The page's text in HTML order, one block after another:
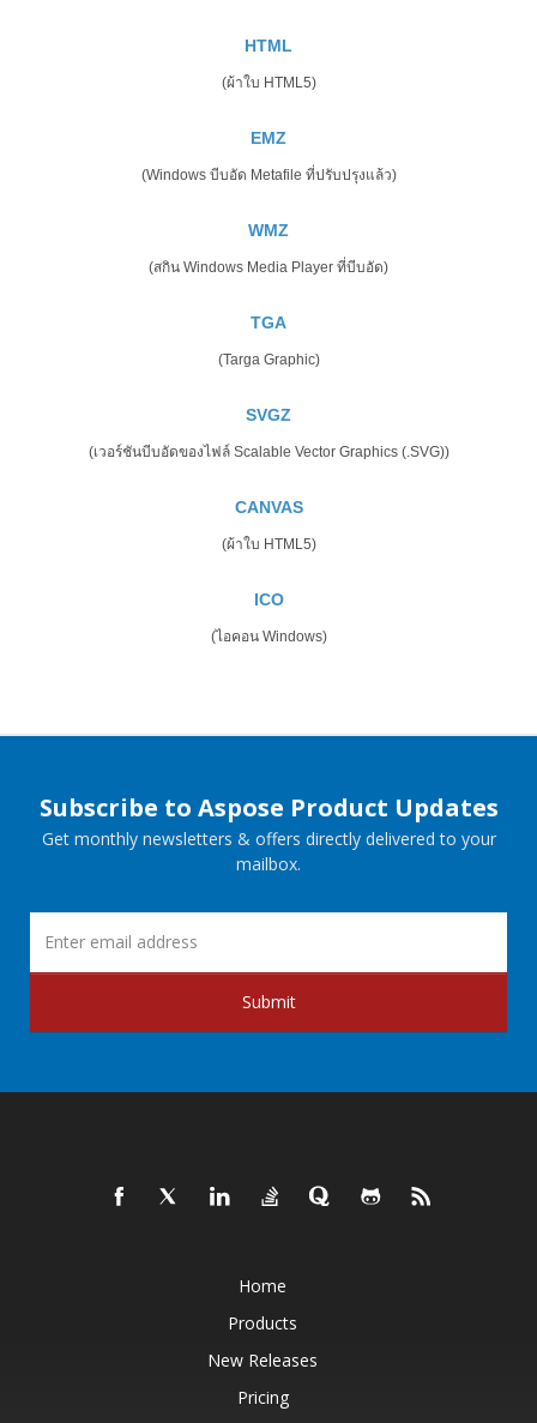
HTML
(ผ้าใบ HTML5)
EMZ
(Windows บีบอัด Metafile ที่ปรับปรุงแล้ว)
WMZ
(สกิน Windows Media Player ที่บีบอัด)
TGA
(Targa Graphic)
SVGZ
(เวอร์ชันบีบอัดของไฟล์ Scalable Vector Graphics (.SVG))
CANVAS
(ผ้าใบ HTML5)
ICO
(ไอคอน Windows)
Subscribe to Aspose Product Updates
Get monthly newsletters & offers directly delivered to your
mailbox.
Submit
Home
Products
New Releases
Pricing